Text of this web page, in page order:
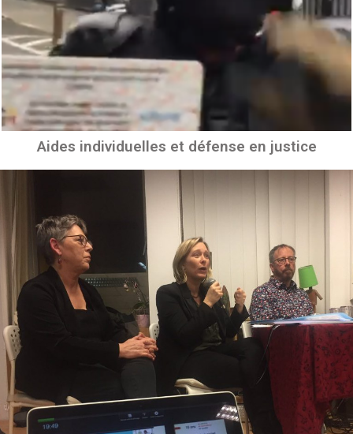
Aides individuelles et défense en justice